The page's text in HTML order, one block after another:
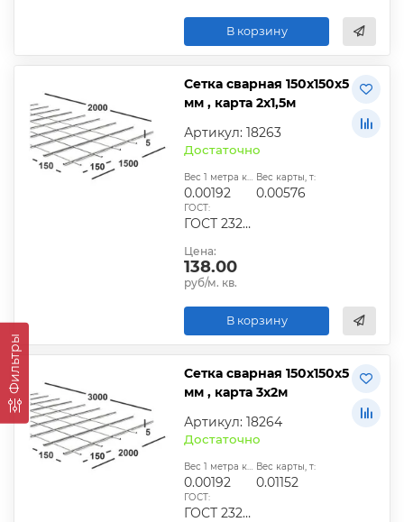
Фильтры
В корзину
Сетка сварная 150х150х5
мм , карта 2х1,5м
Артикул: 18263
Достаточно
Вес 1 метра квадратного, т:
0.00192
Вес карты, т:
0.00576
ГОСТ:
ГОСТ 23279-2012, ТУ
Цена:
138.00
руб/м. кв.
В корзину
Сетка сварная 150х150х5
мм , карта 3х2м
Артикул: 18264
Достаточно
Вес 1 метра квадратного, т:
0.00192
Вес карты, т:
0.01152
ГОСТ:
ГОСТ 23279-2012, ТУ